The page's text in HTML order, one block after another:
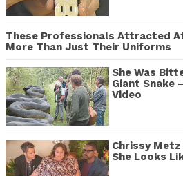
These Professionals Attracted
More Than Just Their Uniforms
She Was
Giant Snake
Video
Chrissy Metz
She Looks